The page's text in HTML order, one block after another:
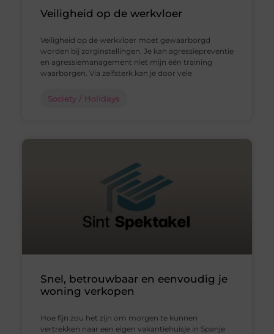
Veiligheid op de werkvloer
Veiligheid op de werkvloer moet gewaarborgd
worden bij zorginstellingen. Je kan agressiepreventie
en agressiemanagement niet mijn één training
waarborgen. Via zelfsterk kan je door vele
Society / Holidays
Snel, betrouwbaar en eenvoudig je
woning verkopen
Hoe fijn zou het zijn om morgen te kunnen
vertrekken naar een eigen vakantiehuisje in Spanje